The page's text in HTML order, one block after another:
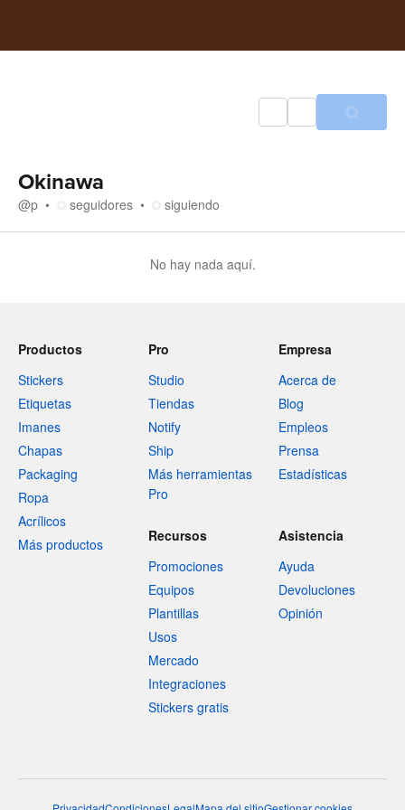
Okinawa
@p seguidores siguiendo
No hay nada aquí.
Productos
Stickers
Etiquetas
Imanes
Chapas
Packaging
Ropa
Acrílicos
Más productos
Pro
Studio
Tiendas
Notify
Ship
Más herramientas
Pro
Empresa
Acerca de
Blog
Empleos
Prensa
Estadísticas
Recursos
Promociones
Equipos
Plantillas
Usos
Mercado
Integraciones
Stickers gratis
Asistencia
Ayuda
Devoluciones
Opinión